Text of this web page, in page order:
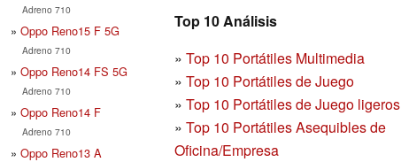
Adreno 710
Oppo Reno15 F 5G
Adreno 710
Oppo Reno14 FS 5G
Adreno 710
Oppo Reno14 F
Adreno 710
Oppo Reno13 A
Top 10 Análisis
» Top 10 Portátiles Multimedia
» Top 10 Portátiles de Juego
» Top 10 Portátiles de Juego ligeros
» Top 10 Portátiles Asequibles de
Oficina/Empresa